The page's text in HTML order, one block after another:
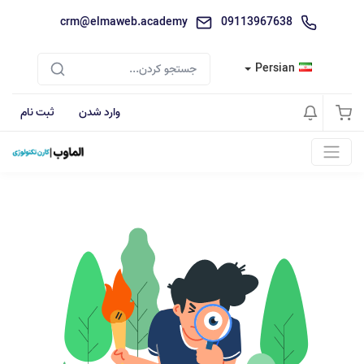
09113967638
crm@elmaweb.academy
Persian
وارد شدن ثبت نام